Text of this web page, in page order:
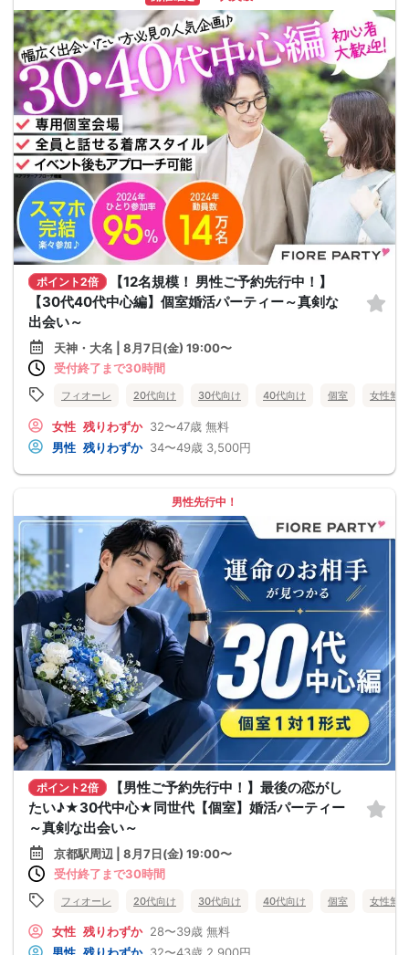
ポイント2倍
【12名規模！ 男性ご予約先行中！】
【30代40代中心編】個室婚活パーティー～真剣な
出会い～
天神・大名 | 8月7日(金) 19:00〜
受付終了まで30時間
フィオーレ 20代向け 30代向け 40代向け 個室 女性無料
女性 残りわずか 32〜47歳 無料
男性 残りわずか 34〜49歳 3,500円
男性先行中！
ポイント2倍
【男性ご予約先行中！】最後の恋がし
たい♪★30代中心★同世代【個室】婚活パーティー
～真剣な出会い～
京都駅周辺 | 8月7日(金) 19:00〜
受付終了まで30時間
フィオーレ 20代向け 30代向け 40代向け 個室 女性無料
女性 残りわずか 28〜39歳 無料